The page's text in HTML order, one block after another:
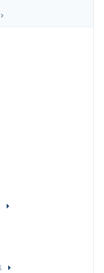
Europe
€